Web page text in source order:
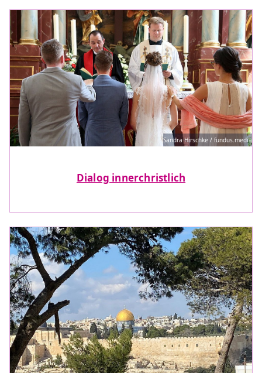
Sandra Hirschke / fundus.media
Dialog innerchristlich